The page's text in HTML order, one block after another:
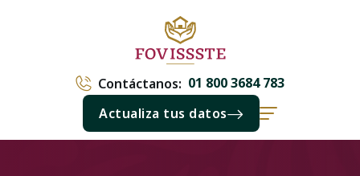
Contáctanos: 01 800 3684 783
Actualiza tus datos